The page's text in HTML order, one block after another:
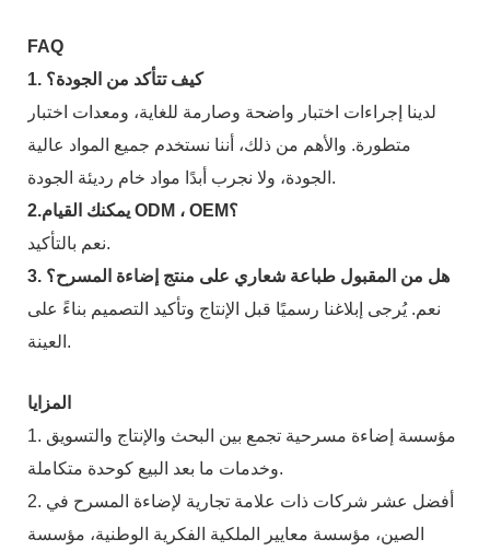
FAQ
1. كيف تتأكد من الجودة؟
لدينا إجراءات اختبار واضحة وصارمة للغاية، ومعدات اختبار
متطورة. والأهم من ذلك، أننا نستخدم جميع المواد عالية
الجودة، ولا نجرب أبدًا مواد خام رديئة الجودة.
2.يمكنك القيام ODM ، OEM؟
نعم بالتأكيد.
3. هل من المقبول طباعة شعاري على منتج إضاءة المسرح؟
نعم. يُرجى إبلاغنا رسميًا قبل الإنتاج وتأكيد التصميم بناءً على
العينة.
المزايا
1. مؤسسة إضاءة مسرحية تجمع بين البحث والإنتاج والتسويق
وخدمات ما بعد البيع كوحدة متكاملة.
2. أفضل عشر شركات ذات علامة تجارية لإضاءة المسرح في
الصين، مؤسسة معايير الملكية الفكرية الوطنية، مؤسسة